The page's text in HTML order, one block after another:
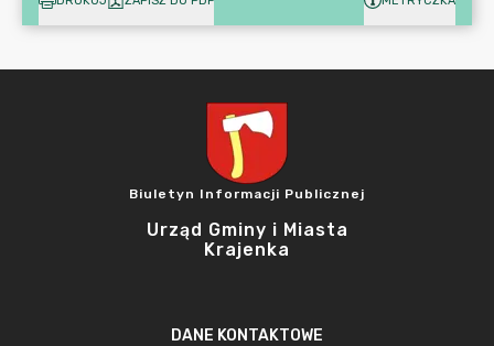
Biuletyn Informacji Publicznej
Urząd Gminy i Miasta
Krajenka
DANE KONTAKTOWE